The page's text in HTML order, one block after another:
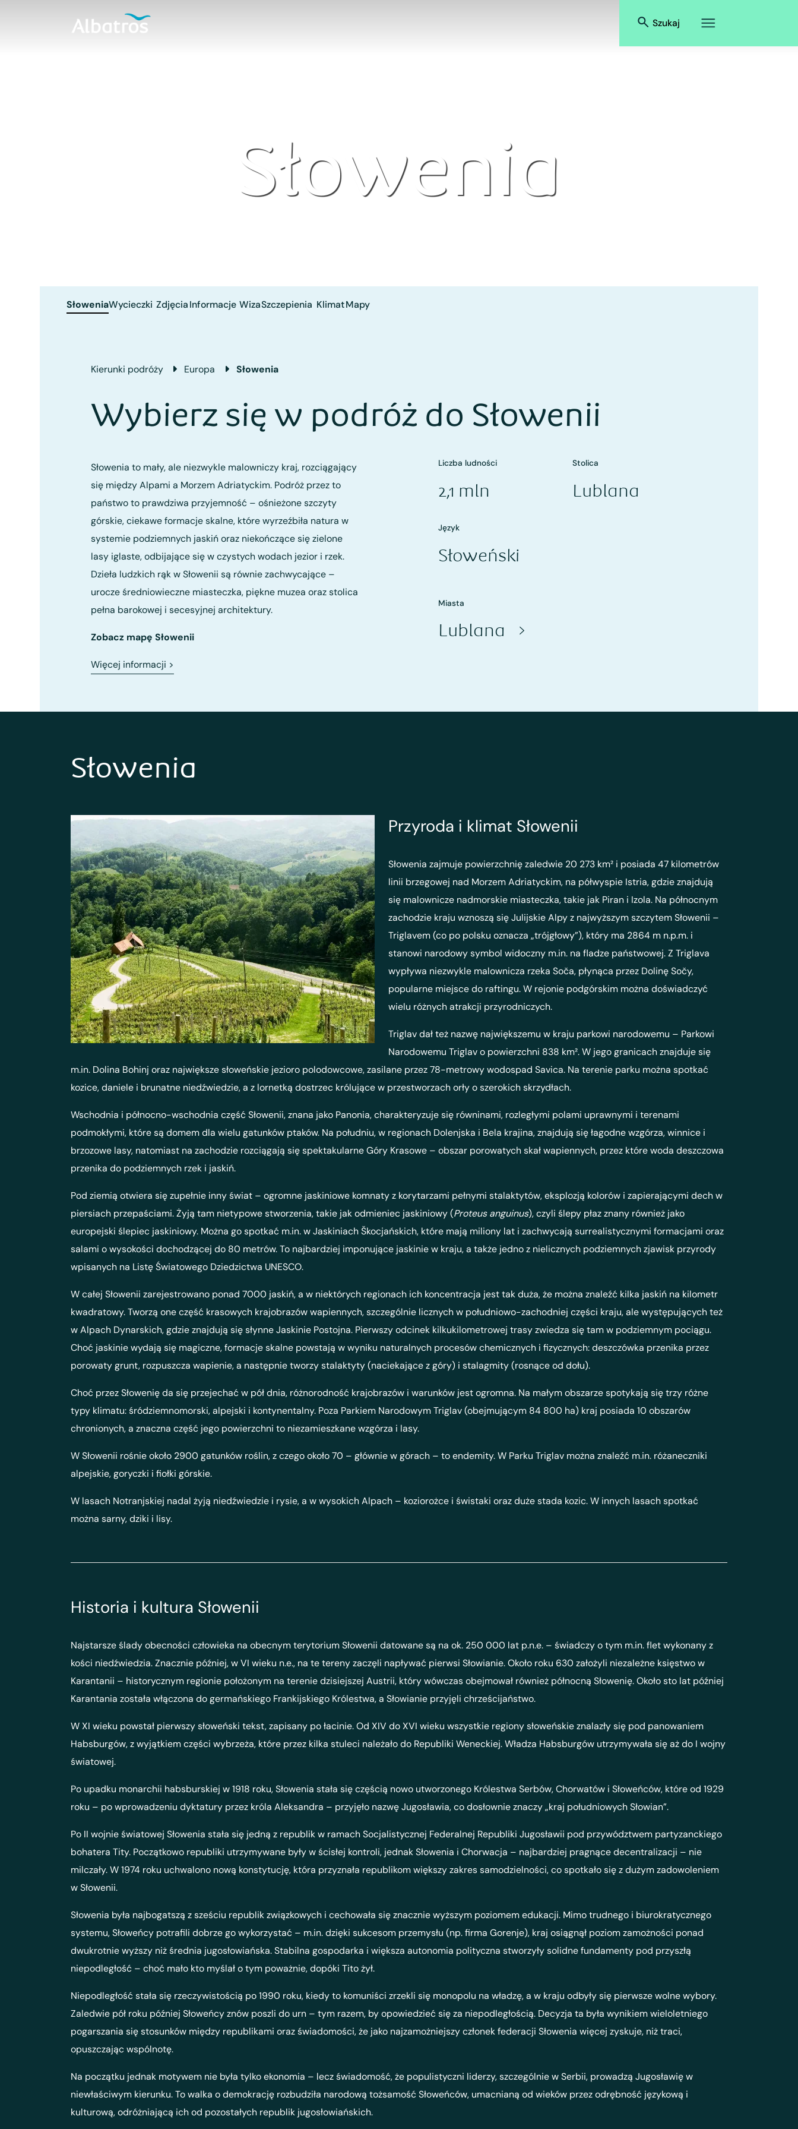
Szukaj
Słowenia
SłoweniaWycieczki ZdjęciaInformacje WizaSzczepienia KlimatMapy
Kierunki podróży Europa Słowenia
Wybierz się w podróż do Słowenii
Słowenia to mały, ale niezwykle malowniczy kraj, rozciągający
się między Alpami a Morzem Adriatyckim. Podróż przez to
państwo to prawdziwa przyjemność – ośnieżone szczyty
górskie, ciekawe formacje skalne, które wyrzeźbiła natura w
systemie podziemnych jaskiń oraz niekończące się zielone
lasy iglaste, odbijające się w czystych wodach jezior i rzek.
Dzieła ludzkich rąk w Słowenii są równie zachwycające –
urocze średniowieczne miasteczka, piękne muzea oraz stolica
pełna barokowej i secesyjnej architektury.
Zobacz mapę Słowenii
Więcej informacji >
Liczba ludności
2,1 mln
Stolica
Lublana
Język
Słoweński
Miasta
Lublana
Słowenia
Przyroda i klimat Słowenii
Słowenia zajmuje powierzchnię zaledwie 20 273 km² i posiada 47 kilometrów
linii brzegowej nad Morzem Adriatyckim, na półwyspie Istria, gdzie znajdują
się malownicze nadmorskie miasteczka, takie jak Piran i Izola. Na północnym
zachodzie kraju wznoszą się Julijskie Alpy z najwyższym szczytem Słowenii –
Triglavem (co po polsku oznacza „trójgłowy”), który ma 2864 m n.p.m. i
stanowi narodowy symbol widoczny m.in. na fladze państwowej. Z Triglava
wypływa niezwykle malownicza rzeka Soča, płynąca przez Dolinę Sočy,
popularne miejsce do raftingu. W rejonie podgórskim można doświadczyć
wielu różnych atrakcji przyrodniczych.
Triglav dał też nazwę największemu w kraju parkowi narodowemu – Parkowi
Narodowemu Triglav o powierzchni 838 km². W jego granicach znajduje się
m.in. Dolina Bohinj oraz największe słoweńskie jezioro polodowcowe, zasilane przez 78-metrowy wodospad Savica. Na terenie parku można spotkać
kozice, daniele i brunatne niedźwiedzie, a z lornetką dostrzec królujące w przestworzach orły o szerokich skrzydłach.
Wschodnia i północno-wschodnia część Słowenii, znana jako Panonia, charakteryzuje się równinami, rozległymi polami uprawnymi i terenami
podmokłymi, które są domem dla wielu gatunków ptaków. Na południu, w regionach Dolenjska i Bela krajina, znajdują się łagodne wzgórza, winnice i
brzozowe lasy, natomiast na zachodzie rozciągają się spektakularne Góry Krasowe – obszar porowatych skał wapiennych, przez które woda deszczowa
przenika do podziemnych rzek i jaskiń.
Pod ziemią otwiera się zupełnie inny świat – ogromne jaskiniowe komnaty z korytarzami pełnymi stalaktytów, eksplozją kolorów i zapierającymi dech w
piersiach przepaściami. Żyją tam nietypowe stworzenia, takie jak odmieniec jaskiniowy (Proteus anguinus), czyli ślepy płaz znany również jako
europejski ślepiec jaskiniowy. Można go spotkać m.in. w Jaskiniach Škocjańskich, które mają miliony lat i zachwycają surrealistycznymi formacjami oraz
salami o wysokości dochodzącej do 80 metrów. To najbardziej imponujące jaskinie w kraju, a także jedno z nielicznych podziemnych zjawisk przyrody
wpisanych na Listę Światowego Dziedzictwa UNESCO.
W całej Słowenii zarejestrowano ponad 7000 jaskiń, a w niektórych regionach ich koncentracja jest tak duża, że można znaleźć kilka jaskiń na kilometr
kwadratowy. Tworzą one część krasowych krajobrazów wapiennych, szczególnie licznych w południowo-zachodniej części kraju, ale występujących też
w Alpach Dynarskich, gdzie znajdują się słynne Jaskinie Postojna. Pierwszy odcinek kilkukilometrowej trasy zwiedza się tam w podziemnym pociągu.
Choć jaskinie wydają się magiczne, formacje skalne powstają w wyniku naturalnych procesów chemicznych i fizycznych: deszczówka przenika przez
porowaty grunt, rozpuszcza wapienie, a następnie tworzy stalaktyty (naciekające z góry) i stalagmity (rosnące od dołu).
Choć przez Słowenię da się przejechać w pół dnia, różnorodność krajobrazów i warunków jest ogromna. Na małym obszarze spotykają się trzy różne
typy klimatu: śródziemnomorski, alpejski i kontynentalny. Poza Parkiem Narodowym Triglav (obejmującym 84 800 ha) kraj posiada 10 obszarów
chronionych, a znaczna część jego powierzchni to niezamieszkane wzgórza i lasy.
W Słowenii rośnie około 2900 gatunków roślin, z czego około 70 – głównie w górach – to endemity. W Parku Triglav można znaleźć m.in. różaneczniki
alpejskie, goryczki i fiołki górskie.
W lasach Notranjskiej nadal żyją niedźwiedzie i rysie, a w wysokich Alpach – koziorożce i świstaki oraz duże stada kozic. W innych lasach spotkać
można sarny, dziki i lisy.
Historia i kultura Słowenii
Najstarsze ślady obecności człowieka na obecnym terytorium Słowenii datowane są na ok. 250 000 lat p.n.e. – świadczy o tym m.in. flet wykonany z
kości niedźwiedzia. Znacznie później, w VI wieku n.e., na te tereny zaczęli napływać pierwsi Słowianie. Około roku 630 założyli niezależne księstwo w
Karantanii – historycznym regionie położonym na terenie dzisiejszej Austrii, który wówczas obejmował również północną Słowenię. Około sto lat później
Karantania została włączona do germańskiego Frankijskiego Królestwa, a Słowianie przyjęli chrześcijaństwo.
W XI wieku powstał pierwszy słoweński tekst, zapisany po łacinie. Od XIV do XVI wieku wszystkie regiony słoweńskie znalazły się pod panowaniem
Habsburgów, z wyjątkiem części wybrzeża, które przez kilka stuleci należało do Republiki Weneckiej. Władza Habsburgów utrzymywała się aż do I wojny
światowej.
Po upadku monarchii habsburskiej w 1918 roku, Słowenia stała się częścią nowo utworzonego Królestwa Serbów, Chorwatów i Słoweńców, które od 1929
roku – po wprowadzeniu dyktatury przez króla Aleksandra – przyjęło nazwę Jugosławia, co dosłownie znaczy „kraj południowych Słowian”.
Po II wojnie światowej Słowenia stała się jedną z republik w ramach Socjalistycznej Federalnej Republiki Jugosławii pod przywództwem partyzanckiego
bohatera Tity. Początkowo republiki utrzymywane były w ścisłej kontroli, jednak Słowenia i Chorwacja – najbardziej pragnące decentralizacji – nie
milczały. W 1974 roku uchwalono nową konstytucję, która przyznała republikom większy zakres samodzielności, co spotkało się z dużym zadowoleniem
w Słowenii.
Słowenia była najbogatszą z sześciu republik związkowych i cechowała się znacznie wyższym poziomem edukacji. Mimo trudnego i biurokratycznego
systemu, Słoweńcy potrafili dobrze go wykorzystać – m.in. dzięki sukcesom przemysłu (np. firma Gorenje), kraj osiągnął poziom zamożności ponad
dwukrotnie wyższy niż średnia jugosłowiańska. Stabilna gospodarka i większa autonomia polityczna stworzyły solidne fundamenty pod przyszłą
niepodległość – choć mało kto myślał o tym poważnie, dopóki Tito żył.
Niepodległość stała się rzeczywistością po 1990 roku, kiedy to komuniści zrzekli się monopolu na władzę, a w kraju odbyły się pierwsze wolne wybory.
Zaledwie pół roku później Słoweńcy znów poszli do urn – tym razem, by opowiedzieć się za niepodległością. Decyzja ta była wynikiem wieloletniego
pogarszania się stosunków między republikami oraz świadomości, że jako najzamożniejszy członek federacji Słowenia więcej zyskuje, niż traci,
opuszczając wspólnotę.
Na początku jednak motywem nie była tylko ekonomia – lecz świadomość, że populistyczni liderzy, szczególnie w Serbii, prowadzą Jugosławię w
niewłaściwym kierunku. To walka o demokrację rozbudziła narodową tożsamość Słoweńców, umacnianą od wieków przez odrębność językową i
kulturową, odróżniającą ich od pozostałych republik jugosłowiańskich.